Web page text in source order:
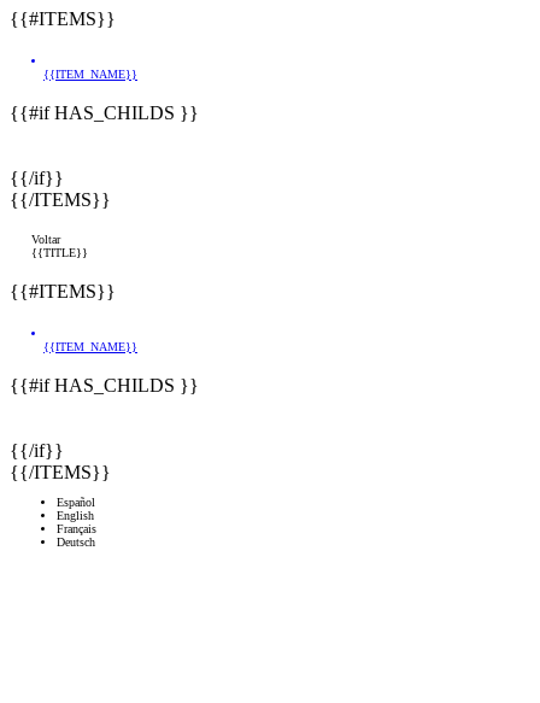
{{#ITEMS}}
{{ITEM_NAME}}
{{#if HAS_CHILDS }}
{{/if}}
{{/ITEMS}}
Voltar
{{TITLE}}
{{#ITEMS}}
{{ITEM_NAME}}
{{#if HAS_CHILDS }}
{{/if}}
{{/ITEMS}}
Español
English
Français
Deutsch